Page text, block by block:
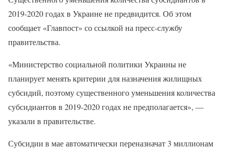
2019-2020 годах в Украине не предвидится. Об этом
сообщает «Главпост» со ссылкой на пресс-службу
правительства.
«Министерство социальной политики Украины не
планирует менять критерии для назначения жилищных
субсидий, поэтому существенного уменьшения количества
субсидиантов в 2019-2020 годах не предполагается», —
указали в правительстве.
Субсидии в мае автоматически переназначат 3 миллионам